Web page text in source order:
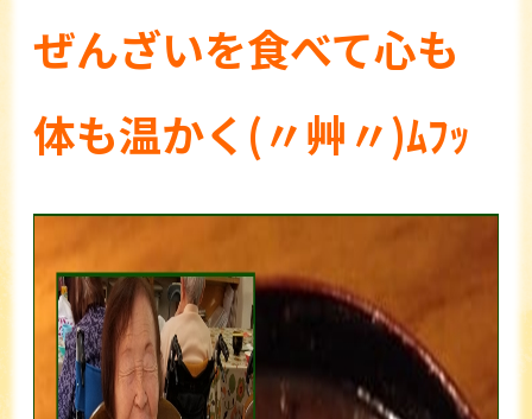
ぜんざいを食べて心も
体も温かく(〃艸〃)ﾑﾌｯ